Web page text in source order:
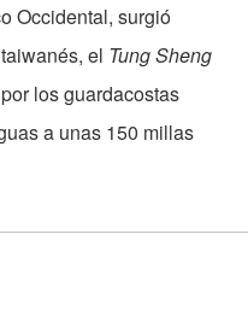
Occidental, surgió
el Tung Sheng
los guardacostas
a unas 150 millas